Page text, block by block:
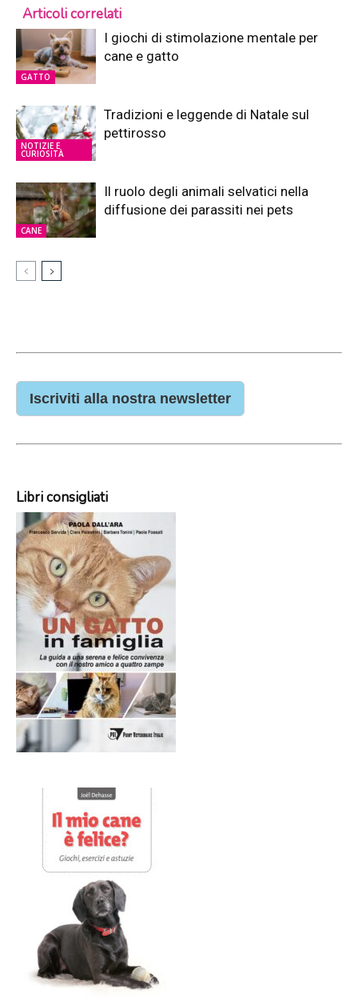
Articoli correlati
GATTO
I giochi di stimolazione mentale per
cane e gatto
NOTIZIE E
CURIOSITÀ
Tradizioni e leggende di Natale sul
pettirosso
CANE
Il ruolo degli animali selvatici nella
diffusione dei parassiti nei pets
Iscriviti alla nostra newsletter
Libri consigliati